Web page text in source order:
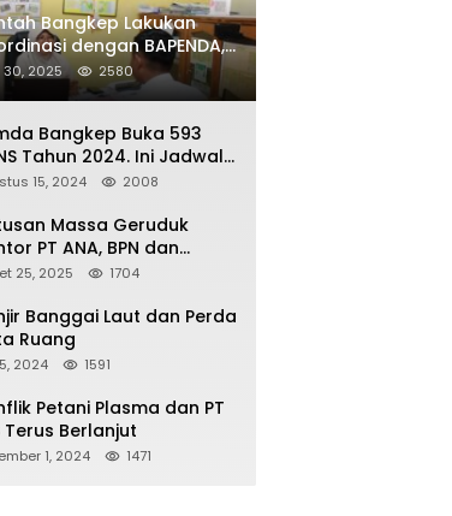
Bangkep Lakukan
dengan BAPENDA,
Kegiatan Fasilitasi
Tanah dan Ekonomi
30, 2025 2580
Bangkep Buka 593
Tahun 2024. Ini Jadwal
Pengadaannya
15, 2024 2008
Massa Geruduk
PT ANA, BPN dan
Morut, Ini Tuntutannya
25, 2025 1704
Banggai Laut dan Perda
Ruang
2024 1591
Petani Plasma dan PT
Terus Berlanjut
1, 2024 1471